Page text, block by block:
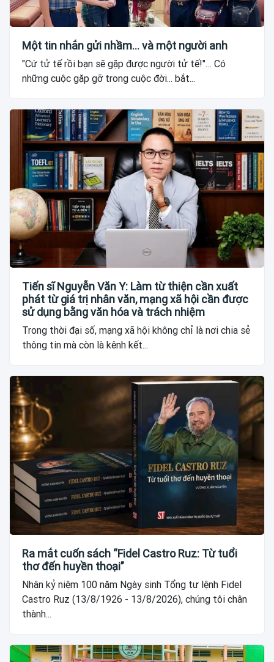
Một tin nhắn gửi nhầm... và một người anh
"Cứ tử tế rồi bạn sẽ gặp được người tử tế!"… Có
những cuộc gặp gỡ trong cuộc đời... bắt...
Tiến sĩ Nguyễn Văn Y: Làm từ thiện cần xuất
phát từ giá trị nhân văn, mạng xã hội cần được
sử dụng bằng văn hóa và trách nhiệm
Trong thời đại số, mạng xã hội không chỉ là nơi chia sẻ
thông tin mà còn là kênh kết...
Ra mắt cuốn sách “Fidel Castro Ruz: Từ tuổi
thơ đến huyền thoại”
Nhân kỷ niệm 100 năm Ngày sinh Tổng tư lệnh Fidel
Castro Ruz (13/8/1926 - 13/8/2026), chúng tôi chân
thành...